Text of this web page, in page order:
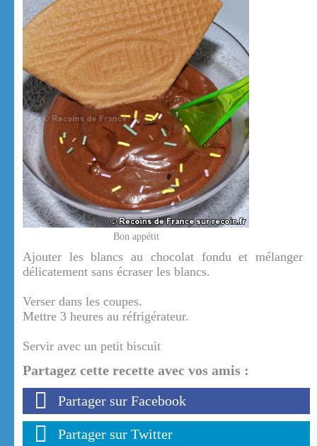
Bon appétit
Ajouter les blancs au chocolat fondu et mélanger
délicatement sans écraser les blancs.
Verser dans les coupes.
Mettre 3 heures au réfrigérateur.
Servir avec un petit biscuit
Partagez cette recette avec vos amis :
Partager sur Facebook
Partager sur Twitter